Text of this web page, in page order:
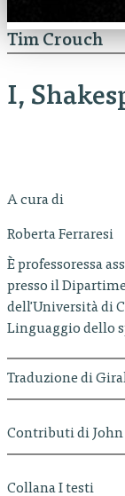
Tim Crouch
I,
A cura di
Roberta Ferraresi
È professoressa
presso il
dell'Università di
Linguaggio dello
Traduzione di
Contributi di John
Collana I testi